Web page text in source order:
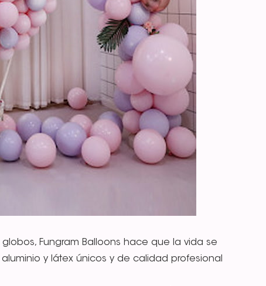
Fungram Balloons hace que la vida se
y látex únicos y de calidad profesional